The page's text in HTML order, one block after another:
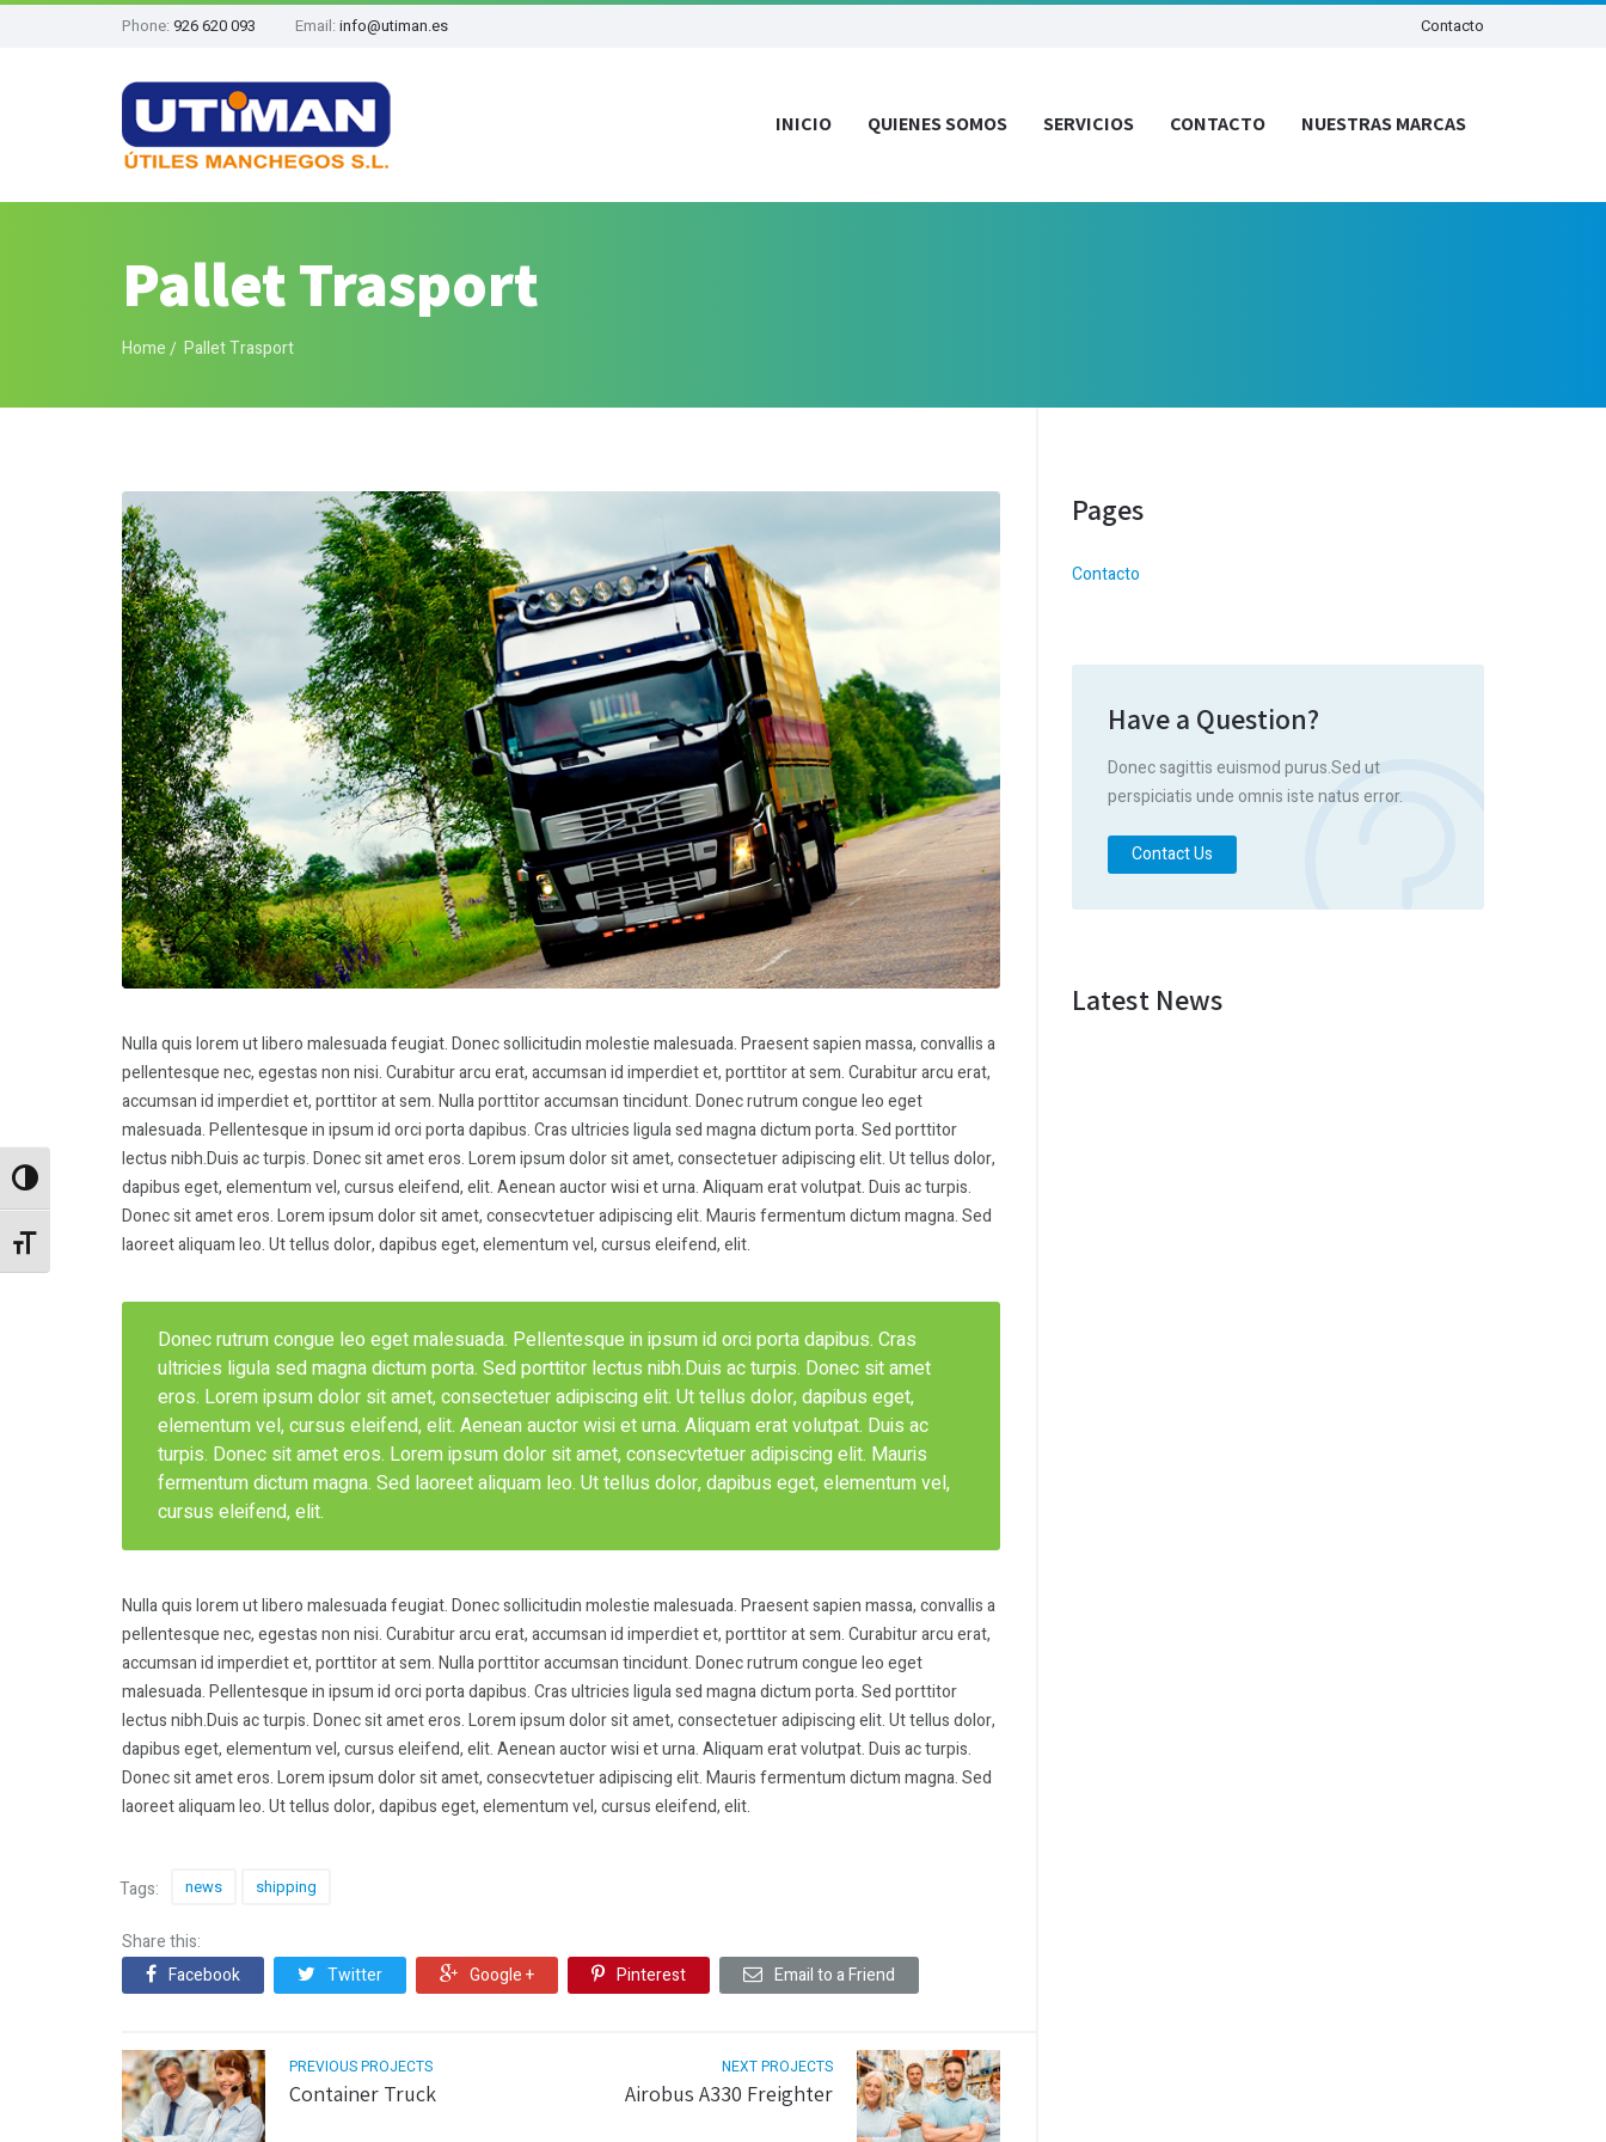
Alternar alto contraste
Alternar tamaño de letra
Phone: 926 620 093 Email: info@utiman.es Contacto
INICIO QUIENES SOMOS SERVICIOS CONTACTO NUESTRAS MARCAS
Pallet Trasport
Home Pallet Trasport
Nulla quis lorem ut libero malesuada feugiat. Donec sollicitudin molestie malesuada. Praesent sapien massa, convallis a
pellentesque nec, egestas non nisi. Curabitur arcu erat, accumsan id imperdiet et, porttitor at sem. Curabitur arcu erat,
accumsan id imperdiet et, porttitor at sem. Nulla porttitor accumsan tincidunt. Donec rutrum congue leo eget
malesuada. Pellentesque in ipsum id orci porta dapibus. Cras ultricies ligula sed magna dictum porta. Sed porttitor
lectus nibh.Duis ac turpis. Donec sit amet eros. Lorem ipsum dolor sit amet, consectetuer adipiscing elit. Ut tellus dolor,
dapibus eget, elementum vel, cursus eleifend, elit. Aenean auctor wisi et urna. Aliquam erat volutpat. Duis ac turpis.
Donec sit amet eros. Lorem ipsum dolor sit amet, consecvtetuer adipiscing elit. Mauris fermentum dictum magna. Sed
laoreet aliquam leo. Ut tellus dolor, dapibus eget, elementum vel, cursus eleifend, elit.
Donec rutrum congue leo eget malesuada. Pellentesque in ipsum id orci porta dapibus. Cras
ultricies ligula sed magna dictum porta. Sed porttitor lectus nibh.Duis ac turpis. Donec sit amet
eros. Lorem ipsum dolor sit amet, consectetuer adipiscing elit. Ut tellus dolor, dapibus eget,
elementum vel, cursus eleifend, elit. Aenean auctor wisi et urna. Aliquam erat volutpat. Duis ac
turpis. Donec sit amet eros. Lorem ipsum dolor sit amet, consecvtetuer adipiscing elit. Mauris
fermentum dictum magna. Sed laoreet aliquam leo. Ut tellus dolor, dapibus eget, elementum vel,
cursus eleifend, elit.
Nulla quis lorem ut libero malesuada feugiat. Donec sollicitudin molestie malesuada. Praesent sapien massa, convallis a
pellentesque nec, egestas non nisi. Curabitur arcu erat, accumsan id imperdiet et, porttitor at sem. Curabitur arcu erat,
accumsan id imperdiet et, porttitor at sem. Nulla porttitor accumsan tincidunt. Donec rutrum congue leo eget
malesuada. Pellentesque in ipsum id orci porta dapibus. Cras ultricies ligula sed magna dictum porta. Sed porttitor
lectus nibh.Duis ac turpis. Donec sit amet eros. Lorem ipsum dolor sit amet, consectetuer adipiscing elit. Ut tellus dolor,
dapibus eget, elementum vel, cursus eleifend, elit. Aenean auctor wisi et urna. Aliquam erat volutpat. Duis ac turpis.
Donec sit amet eros. Lorem ipsum dolor sit amet, consecvtetuer adipiscing elit. Mauris fermentum dictum magna. Sed
laoreet aliquam leo. Ut tellus dolor, dapibus eget, elementum vel, cursus eleifend, elit.
Tags: news shipping
Share this:
Facebook
Twitter Google + Pinterest Email to a Friend
PREVIOUS PROJECTS
Container Truck
NEXT PROJECTS
Airobus A330 Freighter
Pages
Contacto
Have a Question?
Donec sagittis euismod purus.Sed ut
perspiciatis unde omnis iste natus error.
Contact Us
Latest News